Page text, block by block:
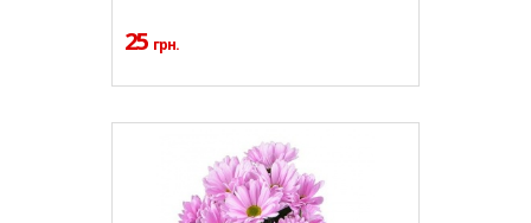
25 грн.